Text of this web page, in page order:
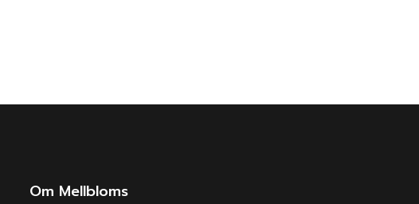
Om Mellbloms